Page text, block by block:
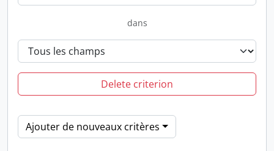
dans
Delete criterion
Ajouter de nouveaux critères